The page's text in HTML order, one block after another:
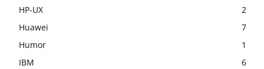
HP-UX
2
Huawei
7
Humor
1
IBM
6